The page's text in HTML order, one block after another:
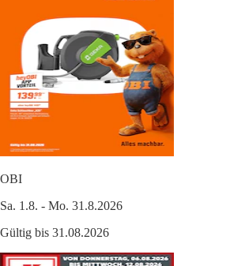
OBI
Sa. 1.8. - Mo. 31.8.2026
Gültig bis 31.08.2026